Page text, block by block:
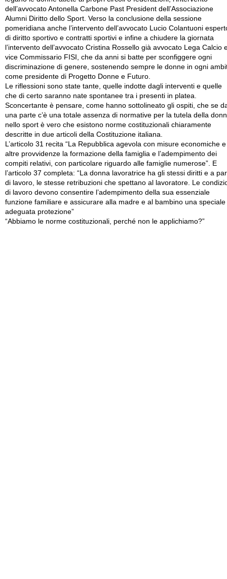
dell’avvocato Antonella Carbone Past President dell’Associazione
Alumni Diritto dello Sport. Verso la conclusione della sessione
pomeridiana anche l’intervento dell’avvocato Lucio Colantuoni
di diritto sportivo e contratti sportivi e infine a chiudere la giornata
l’intervento dell’avvocato Cristina Rossello già avvocato Lega Calcio
vice Commissario FISI, che da anni si batte per sconfiggere ogni
discriminazione di genere, sostenendo sempre le donne in ogni
come presidente di Progetto Donne e Futuro.
Le riflessioni sono state tante, quelle indotte dagli interventi e quelle
che di certo saranno nate spontanee tra i presenti in platea.
Sconcertante è pensare, come hanno sottolineato gli ospiti, che se
una parte c’è una totale assenza di normative per la tutela della
nello sport è vero che esistono norme costituzionali chiaramente
descritte in due articoli della Costituzione italiana.
L’articolo 31 recita “La Repubblica agevola con misure economiche e
altre provvidenze la formazione della famiglia e l’adempimento dei
compiti relativi, con particolare riguardo alle famiglie numerose”. E
l’articolo 37 completa: “La donna lavoratrice ha gli stessi diritti e a
di lavoro, le stesse retribuzioni che spettano al lavoratore. Le
di lavoro devono consentire l’adempimento della sua essenziale
funzione familiare e assicurare alla madre e al bambino una speciale
adeguata protezione”
“Abbiamo le norme costituzionali, perché non le applichiamo?”